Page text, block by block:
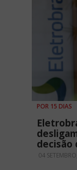
POR 15 DIAS
decisão
04